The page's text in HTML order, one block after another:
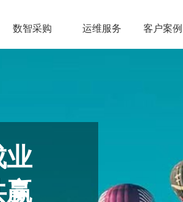
数智采购 运维服务 客户案例